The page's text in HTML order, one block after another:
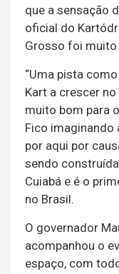
que a sensação
oficial do
Grosso foi muito
“Uma pista
Kart a crescer
muito bom para
Fico imaginando
por aqui por
sendo
Cuiabá e é o
no Brasil.
O governador
acompanhou o
espaço, com